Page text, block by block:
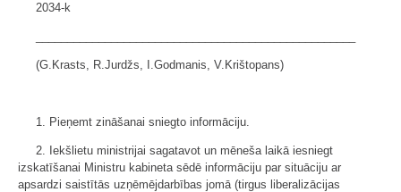
2034-k
(G.Krasts, R.Jurdžs, I.Godmanis, V.Krištopans)
1. Pieņemt zināšanai sniegto informāciju.
2. Iekšlietu ministrijai sagatavot un mēneša laikā iesniegt
izskatīšanai Ministru kabineta sēdē informāciju par situāciju ar
apsardzi saistītās uzņēmējdarbības jomā (tirgus liberalizācijas